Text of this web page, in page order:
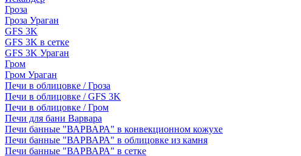
Гроза
Гроза Ураган
GFS 3K
GFS 3K в сетке
GFS 3K Ураган
Гром
Гром Ураган
Печи в облицовке / Гроза
Печи в облицовке / GFS 3K
Печи в облицовке / Гром
Печи для бани Варвара
Печи банные "ВАРВАРА" в конвекционном кожухе
Печи банные "ВАРВАРА" в облицовке из камня
Печи банные "ВАРВАРА" в сетке